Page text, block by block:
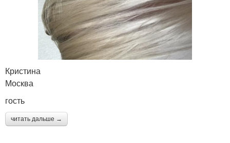
Кристина
Москва
гость
читать дальше →